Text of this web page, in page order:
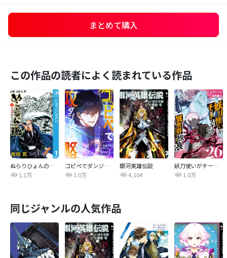
まとめて購入
この作品の読者によく読まれている作品
ぬらりひょんの孫 モノクロ版
1.1万
コピペでダンジョン攻略！【タテヨミ】
1.0万
銀河英雄伝説
4,104
妖刀使いがチートスキルをもって異世界放浪 ～生まれ持ったチートは最強！！～
1.0万
同じジャンルの人気作品